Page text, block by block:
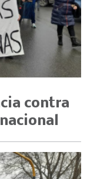
contra